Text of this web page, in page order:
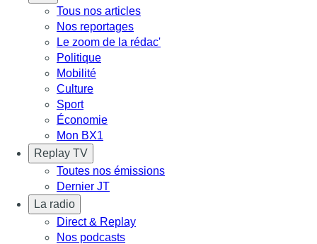
Tous nos articles
Nos reportages
Le zoom de la rédac'
Politique
Mobilité
Culture
Sport
Économie
Mon BX1
Replay TV
Toutes nos émissions
Dernier JT
La radio
Direct & Replay
Nos podcasts